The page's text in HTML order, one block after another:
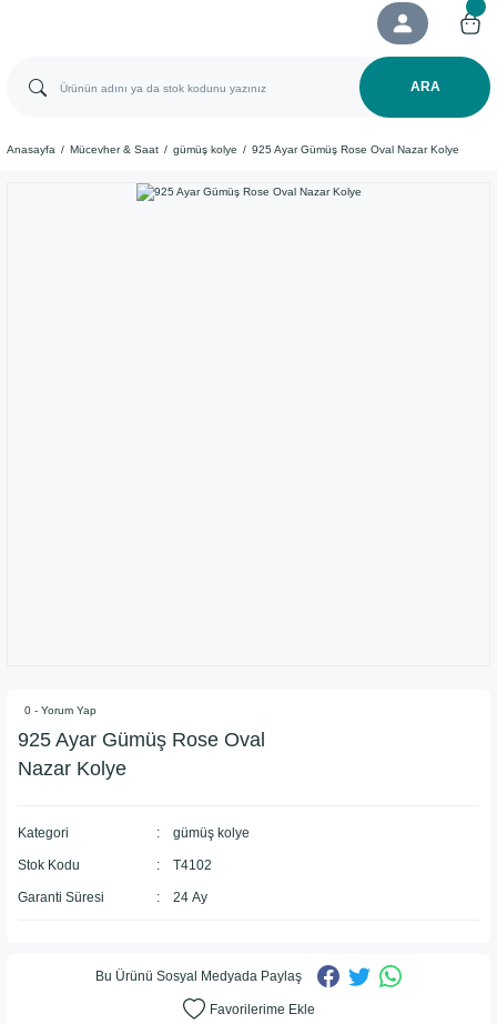
ARA
Anasayfa Mücevher & Saat gümüş kolye ​925 Ayar Gümüş Rose Oval Nazar Kolye
0 - Yorum Yap
​925 Ayar Gümüş Rose Oval
Nazar Kolye
Kategori gümüş kolye
Stok Kodu T4102
Garanti Süresi 24 Ay
Bu Ürünü Sosyal Medyada Paylaş